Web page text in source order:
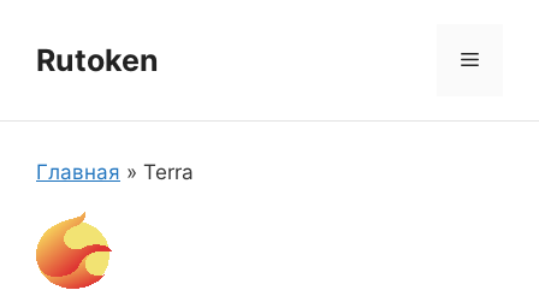
содержимому
Rutoken Меню
Главная » Terra